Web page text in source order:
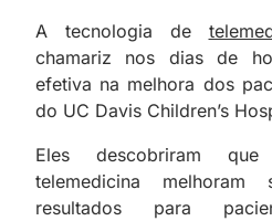
A tecnologia de
chamariz nos dias de
efetiva na melhora dos
do UC Davis Children’s
Eles descobriram
telemedicina melhoram
resultados para